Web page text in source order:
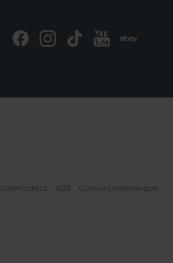
Datenschutz AGB Cookie Einstellungen